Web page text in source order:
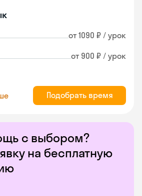
с выбором?
на бесплатную
от 1090 ₽ / урок
от 900 ₽ / урок
Подобрать время